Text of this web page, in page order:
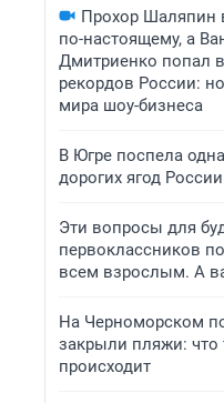
Прохор Шаляпин
по-настоящему, а
Дмитриенко попал
рекордов России:
мира шоу-бизнеса
В Югре поспела
дорогих ягод России
Эти вопросы для
первоклассников
всем взрослым. А
На Черноморском
закрыли пляжи: что
происходит